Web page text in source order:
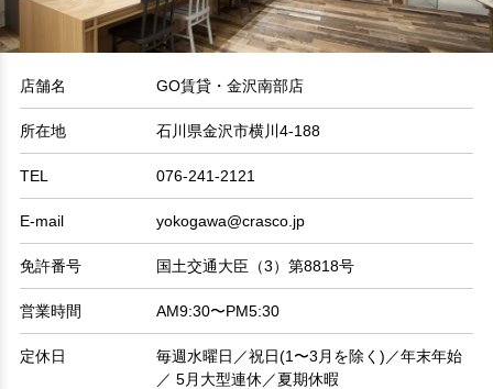
店舗名 GO賃貸・金沢南部店
所在地 石川県金沢市横川4-188
TEL 076-241-2121
E-mail yokogawa@crasco.jp
免許番号 国土交通大臣（3）第8818号
営業時間 AM9:30〜PM5:30
定休日
毎週水曜日／祝日(1〜3月を除く)／年末年始
／ 5月大型連休／夏期休暇